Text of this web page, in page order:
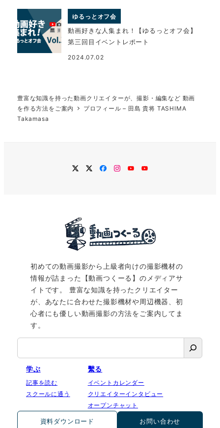
ゆるっとオフ会
動画好きな人集まれ！【ゆるっとオフ会】
第三回目イベントレポート
2024.07.02
豊富な知識を持った動画クリエイターが、撮影・編集など 動画
を作る方法をご案内
プロフィール – 田島 貴将 TASHIMA
Takamasa
twitterTwitter
Facebook
Instagram
YouTubeYouTube
初めての動画撮影から上級者向けの撮影機材の
情報が詰まった【動画つくーる】のメディアサ
イトです。 豊富な知識を持ったクリエイター
が、あなたに合わせた撮影機材や周辺機器、初
心者にも優しい動画撮影の方法をご案内してま
す。
学ぶ
記事を読む
スクールに通う
繫る
イベントカレンダー
クリエイターインタビュー
オープンチャット
資料ダウンロード お問い合わせ